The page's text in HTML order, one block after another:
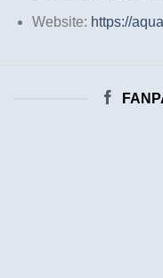
Website: https://